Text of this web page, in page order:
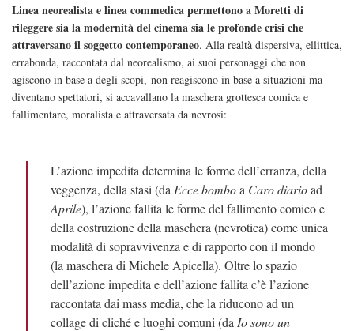
Linea neorealista e linea commedica permettono a Moretti di
rileggere sia la modernità del cinema sia le profonde crisi che
attraversano il soggetto contemporaneo. Alla realtà dispersiva, ellittica,
errabonda, raccontata dal neorealismo, ai suoi personaggi che non
agiscono in base a degli scopi, non reagiscono in base a situazioni ma
diventano spettatori, si accavallano la maschera grottesca comica e
fallimentare, moralista e attraversata da nevrosi:
L’azione impedita determina le forme dell’erranza, della
veggenza, della stasi (da Ecce bomboa Caro diarioad
Aprile), l’azione fallita le forme del fallimento comico e
della costruzione della maschera (nevrotica) come unica
modalità di sopravvivenza e di rapporto con il mondo
(la maschera di Michele Apicella). Oltre lo spazio
dell’azione impedita e dell’azione fallita c’è l’azione
raccontata dai mass media, che la riducono ad un
collage di cliché e luoghi comuni (da Io sono un